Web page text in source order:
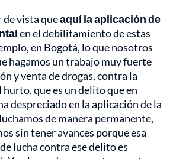
de vista queaquí la aplicación de
en el debilitamiento de estas
en Bogotá, lo que nosotros
hagamos un trabajo muy fuerte
y venta de drogas, contra la
que es un delito que en
despreciado en la aplicación de la
de manera permanente,
sin tener avances porque esa
lucha contra ese delito es